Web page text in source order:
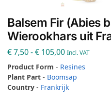
Balsem Fir (Abies
Wierookhars uit
€7,50-€ 105,00 Incl. VAT
Product Form - Resines
Plant Part - Boomsap
Country - Frankrijk